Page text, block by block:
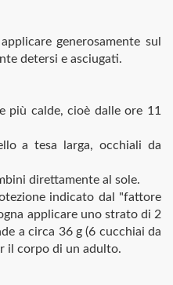
generosamente sul
detersi e asciugati.
più calde, cioè dalle ore 11
a tesa larga, occhiali da
direttamente al sole.
indicato dal "fattore
applicare uno strato di 2
a circa 36 g (6 cucchiai da
il corpo di un adulto.